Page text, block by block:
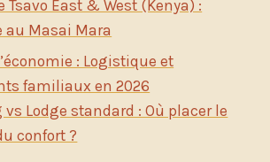
Tsavo East & West (Kenya) :
au Masai Mara
: Logistique et
familiaux en 2026
Lodge standard : Où placer le
confort ?